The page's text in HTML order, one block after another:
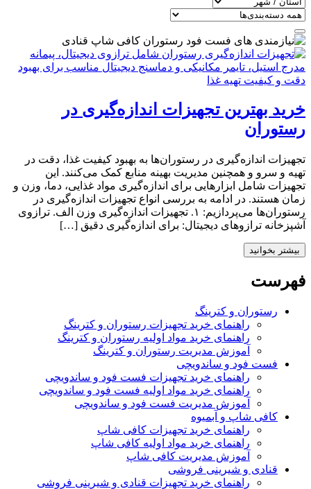
خرید بهترین تجهیزات اندازه‌گیری در
رستوران‌
تجهیزات اندازه‌گیری در رستوران‌ها به بهبود کیفیت غذا، دقت در
تهیه و سرو و همچنین مدیریت بهینه منابع کمک می‌کنند. این
تجهیزات شامل ابزارهایی برای اندازه‌گیری مواد غذایی، دما، وزن و
زمان هستند. در ادامه به بررسی انواع تجهیزات اندازه‌گیری در
رستوران‌ها می‌پردازیم: ۱. تجهیزات اندازه‌گیری وزن الف. ترازوی
آشپزخانه ترازوهای دیجیتال: برای اندازه‌گیری دقیق […]
بیشتر بخوانید
فهرست
رستوران و کترینگ
راهنمای خرید تجهیزات رستوران و کترینگ
راهنمای خرید مواد اولیه رستوران و کترینگ
آموزش مدیریت رستوران و کترینگ
فست فود و ساندویچی
راهنمای خرید تجهیزات فست فود و ساندویچی
راهنمای خرید مواد اولیه فست فود و ساندویچی
آموزش مدیریت فست فود و ساندویچی
کافی شاپ و آبمیوه
راهنمای خرید تجهیزات کافی شاپ
راهنمای خرید مواد اولیه کافی‌ شاپ‌
آموزش مدیریت کافی شاپ
قنادی و شیرینی فروشی
راهنمای خرید تجهیزات قنادی و شیرینی فروشی